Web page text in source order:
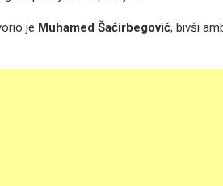
je Muhamed Šaćirbegović, bivši